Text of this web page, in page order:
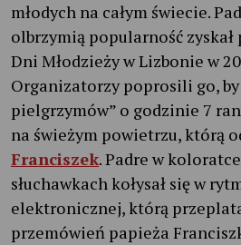
młodych na całym świecie.
olbrzymią popularność
Dni Młodzieży w Lizbonie w
Organizatorzy poprosili go, by
pielgrzymów” o godzinie 7
na świeżym powietrzu, którą
Franciszek. Padre w
słuchawkach kołysał się w
elektronicznej, którą
przemówień papieża